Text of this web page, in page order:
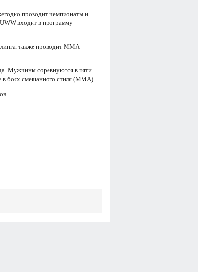
проводит чемпионаты и
входит в программу
также проводит ММА-
Мужчины соревнуются в пяти
в боях смешанного стиля (ММА).